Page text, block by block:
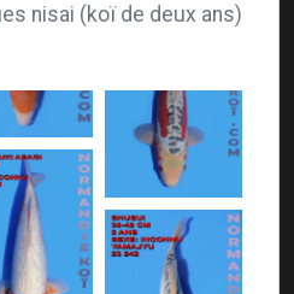
nisai (koï de deux ans)